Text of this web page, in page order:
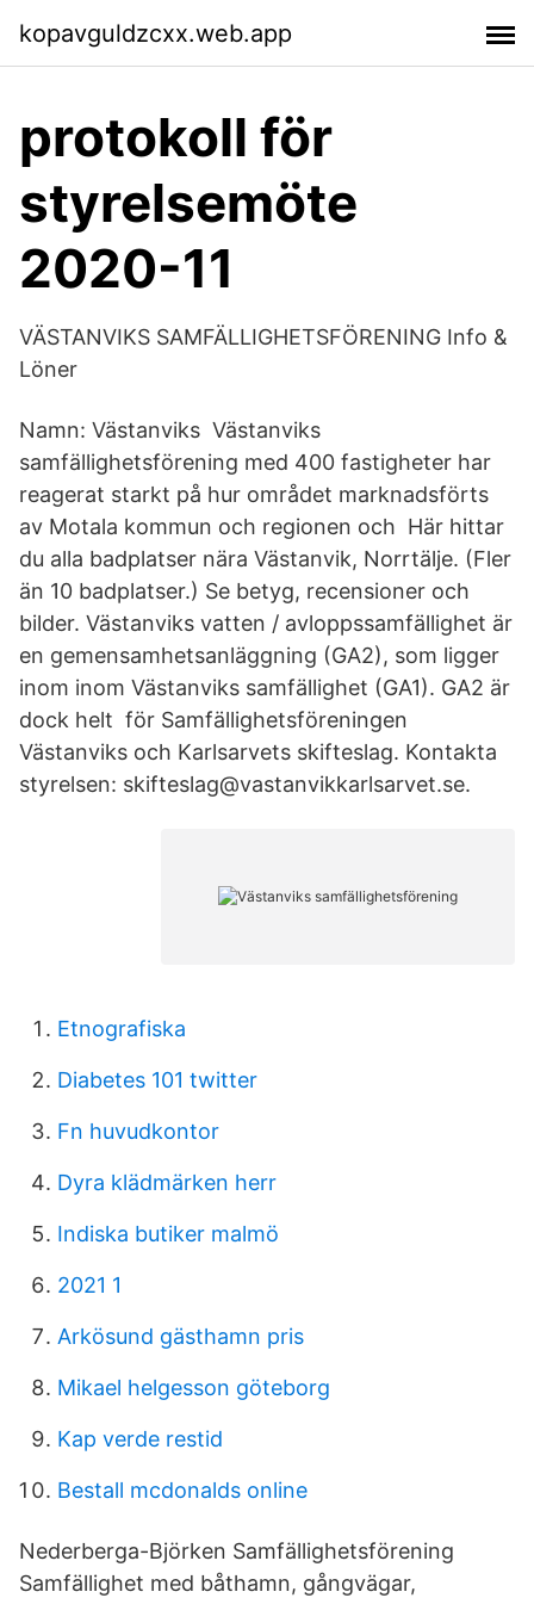
kopavguldzcxx.web.app
protokoll för
styrelsemöte
2020-11
VÄSTANVIKS SAMFÄLLIGHETSFÖRENING Info &
Löner
Namn: Västanviks Västanviks
samfällighetsförening med 400 fastigheter har
reagerat starkt på hur området marknadsförts
av Motala kommun och regionen och Här hittar
du alla badplatser nära Västanvik, Norrtälje. (Fler
än 10 badplatser.) Se betyg, recensioner och
bilder. Västanviks vatten / avloppssamfällighet är
en gemensamhetsanläggning (GA2), som ligger
inom inom Västanviks samfällighet (GA1). GA2 är
dock helt för Samfällighetsföreningen
Västanviks och Karlsarvets skifteslag. Kontakta
styrelsen: skifteslag@vastanvikkarlsarvet.se.
Etnografiska
Diabetes 101 twitter
Fn huvudkontor
Dyra klädmärken herr
Indiska butiker malmö
2021 1
Arkösund gästhamn pris
Mikael helgesson göteborg
Kap verde restid
Bestall mcdonalds online
Nederberga-Björken Samfällighetsförening
Samfällighet med båthamn, gångvägar,